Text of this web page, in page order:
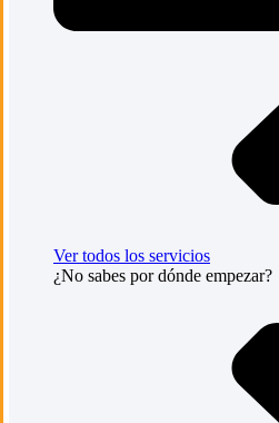
Ver todos los servicios
¿No sabes por dónde empezar?